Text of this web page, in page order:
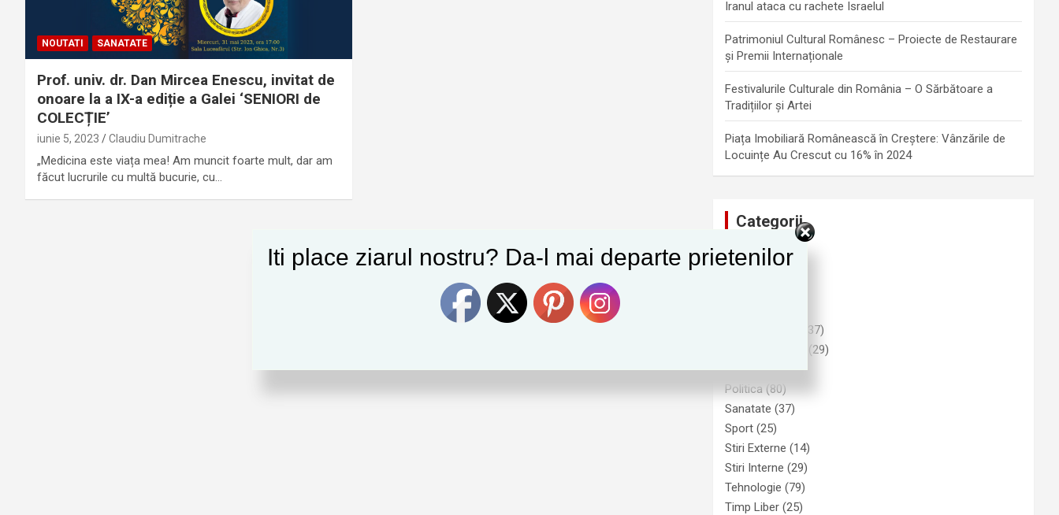
NOUTATI SANATATE
Prof. univ. dr. Dan Mircea Enescu, invitat de
onoare la a IX-a ediție a Galei ‘SENIORI de
COLECȚIE’
iunie 5, 2023 Claudiu Dumitrache
„Medicina este viața mea! Am muncit foarte mult, dar am
făcut lucrurile cu multă bucurie, cu…
Iranul ataca cu rachete Israelul
Patrimoniul Cultural Românesc – Proiecte de Restaurare
și Premii Internaționale
Festivalurile Culturale din România – O Sărbătoare a
Tradițiilor și Artei
Piața Imobiliară Românească în Creștere: Vânzările de
Locuințe Au Crescut cu 16% în 2024
Categorii
Advertising(1)
(37)
(29)
Noutati(278)
Politica (80)
Sanatate (37)
Sport (25)
Stiri Externe (14)
Stiri Interne (29)
Tehnologie (79)
Timp Liber (25)
Iti place ziarul nostru? Da-l mai departe prietenilor